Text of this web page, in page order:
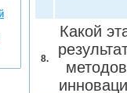
8.
Какой